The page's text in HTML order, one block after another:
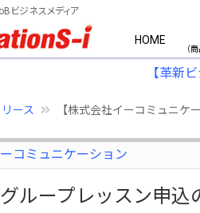
ビジネスメディア
HOME
【革新
ース 【株式会社イーコミュニ
コミュニケーション
ループレッスン申